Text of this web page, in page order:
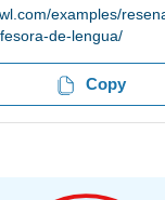
examples/
de-lengua/
Copy